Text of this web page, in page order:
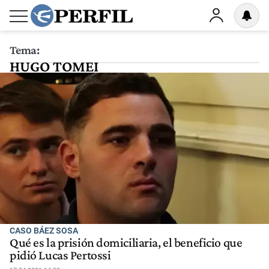
Tema:
HUGO TOMEI
CASO BÁEZ SOSA
Qué es la prisión domiciliaria, el beneficio que
pidió Lucas Pertossi